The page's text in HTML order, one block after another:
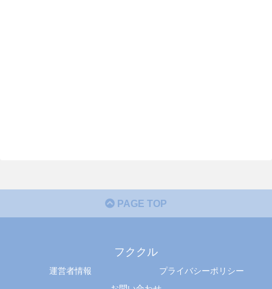
PAGE TOP
フククル
運営者情報
プライバシーポリシー